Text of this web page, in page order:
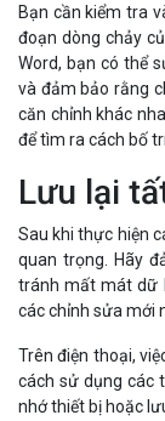
Bạn cần kiểm tra
đoạn dòng chảy
Word, bạn có thể
và đảm bảo rằng
căn chỉnh khác
để tìm ra cách bố
Lưu lại
Sau khi thực hiện
quan trọng. Hãy
tránh mất mát dữ
các chỉnh sửa mới
Trên điện thoại,
cách sử dụng các
nhớ thiết bị hoặc